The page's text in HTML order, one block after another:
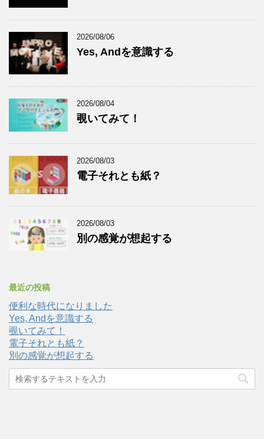
2026/08/06
Yes, Andを意識する
2026/08/04
覗いてみて！
2026/08/03
電子それとも紙？
2026/08/03
別の感覚が想起する
最近の投稿
便利な時代になりました
Yes, Andを意識する
覗いてみて！
電子それとも紙？
別の感覚が想起する